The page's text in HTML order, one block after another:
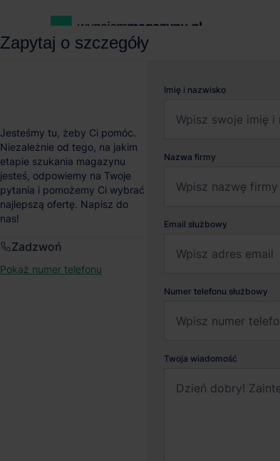
Magazyn MDC²
Kraków, Małopolskie
Zapytaj o szczegóły
Jesteśmy tu, żeby Ci pomóc.
Niezależnie od tego, na jakim
etapie szukania magazynu
jesteś, odpowiemy na Twoje
pytania i pomożemy Ci wybrać
najlepszą ofertę. Napisz do
nas!
Zadzwoń
Pokaż numer telefonu
Imię i nazwisko
Nazwa firmy
Email służbowy
Numer telefonu służbowy
Twoja wiadomość